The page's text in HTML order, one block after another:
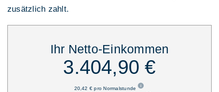
zusätzlich zahlt.
Ihr Netto-Einkommen
3.404,90 €
20,42 € pro Normalstunde